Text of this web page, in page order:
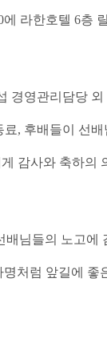
에 라한호텔 6층
경영관리담당
, 후배들이 선
감사와 축하의
배님들의 노고에
명처럼 앞길에